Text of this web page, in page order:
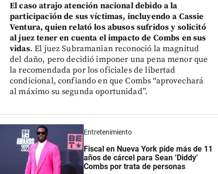
El caso atrajo atención nacional debido a la
participación de sus víctimas, incluyendo a Cassie
Ventura, quien relató los abusos sufridos y solicitó
al juez tener en cuenta el impacto de Combs en sus
vidas. El juez Subramanian reconoció la magnitud
del daño, pero decidió imponer una pena menor que
la recomendada por los oficiales de libertad
condicional, confiando en que Combs “aprovechará
al máximo su segunda oportunidad”.
Entretenimiento
Fiscal en Nueva York pide más de 11
años de cárcel para Sean ‘Diddy’
Combs por trata de personas